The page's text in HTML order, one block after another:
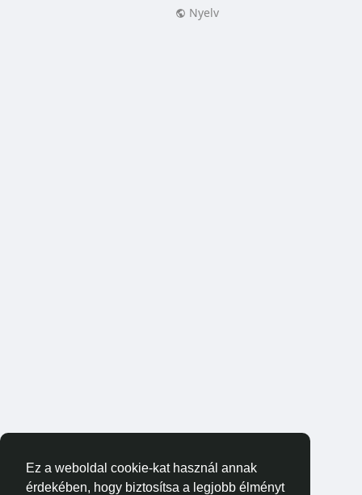
Ez a weboldal cookie-kat használ annak
érdekében, hogy biztosítsa a legjobb élményt
Nyelv